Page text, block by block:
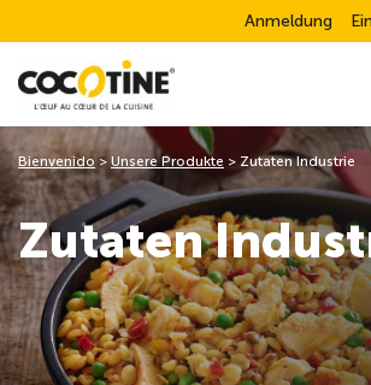
Anmeldung
Zutaten
Bienvenido>Unsere Produkte > Zutaten Industrie